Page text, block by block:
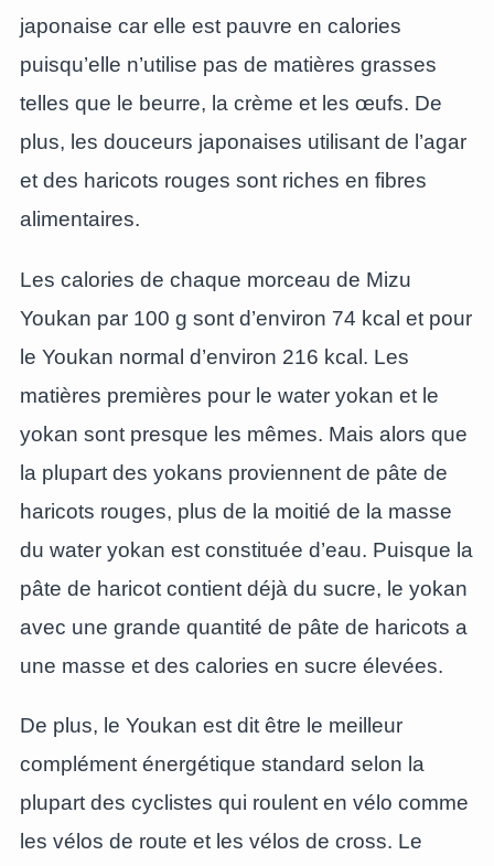
japonaise car elle est pauvre en calories
puisqu’elle n’utilise pas de matières grasses
telles que le beurre, la crème et les œufs. De
plus, les douceurs japonaises utilisant de l’agar
et des haricots rouges sont riches en fibres
alimentaires.
Les calories de chaque morceau de Mizu
Youkan par 100 g sont d’environ 74 kcal et pour
le Youkan normal d’environ 216 kcal. Les
matières premières pour le water yokan et le
yokan sont presque les mêmes. Mais alors que
la plupart des yokans proviennent de pâte de
haricots rouges, plus de la moitié de la masse
du water yokan est constituée d’eau. Puisque la
pâte de haricot contient déjà du sucre, le yokan
avec une grande quantité de pâte de haricots a
une masse et des calories en sucre élevées.
De plus, le Youkan est dit être le meilleur
complément énergétique standard selon la
plupart des cyclistes qui roulent en vélo comme
les vélos de route et les vélos de cross. Le